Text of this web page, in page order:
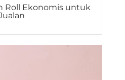
Roll Ekonomis untuk